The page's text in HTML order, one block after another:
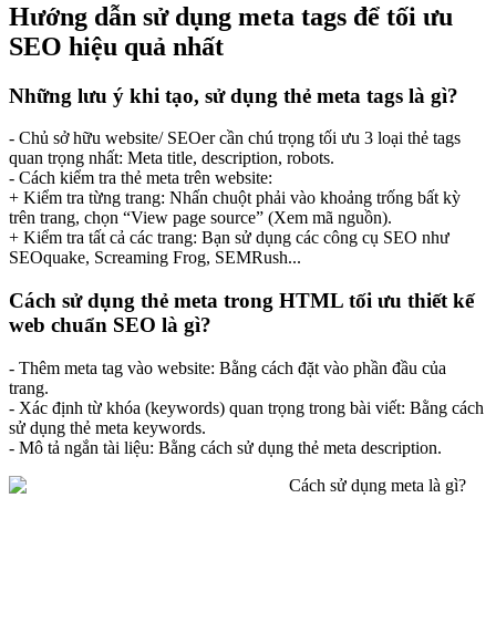
Hướng dẫn sử dụng meta tags để tối ưu
SEO hiệu quả nhất
Những lưu ý khi tạo, sử dụng thẻ meta tags là gì?
- Chủ sở hữu website/ SEOer cần chú trọng tối ưu 3 loại thẻ tags
quan trọng nhất: Meta title, description, robots.
- Cách kiểm tra thẻ meta trên website:
+ Kiểm tra từng trang: Nhấn chuột phải vào khoảng trống bất kỳ
trên trang, chọn “View page source” (Xem mã nguồn).
+ Kiểm tra tất cả các trang: Bạn sử dụng các công cụ SEO như
SEOquake, Screaming Frog, SEMRush...
Cách sử dụng thẻ meta trong HTML tối ưu thiết kế
web chuẩn SEO là gì?
- Thêm meta tag vào website: Bằng cách đặt vào phần đầu của
trang.
- Xác định từ khóa (keywords) quan trọng trong bài viết: Bằng cách
sử dụng thẻ meta keywords.
- Mô tả ngắn tài liệu: Bằng cách sử dụng thẻ meta description.